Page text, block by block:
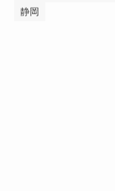
静岡